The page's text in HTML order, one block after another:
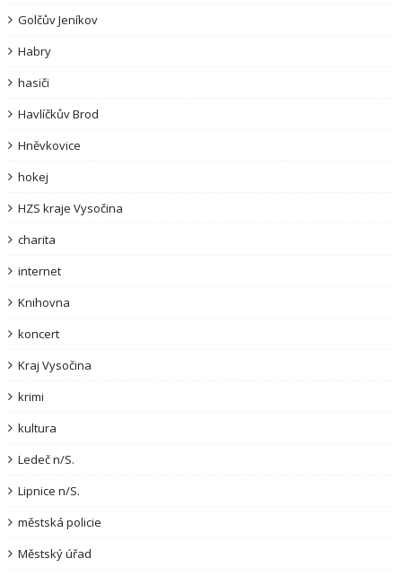
Golčův Jeníkov
Habry
hasiči
Havlíčkův Brod
Hněvkovice
hokej
HZS kraje Vysočina
charita
internet
Knihovna
koncert
Kraj Vysočina
krimi
kultura
Ledeč n/S.
Lipnice n/S.
městská policie
Městský úřad